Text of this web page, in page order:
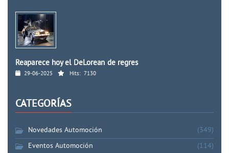
Reaparece hoy el DeLorean de regres
29-06-2025 Hits: 7130
CATEGORÍAS
Novedades Automoción
(349)
Eventos Automoción
(114)